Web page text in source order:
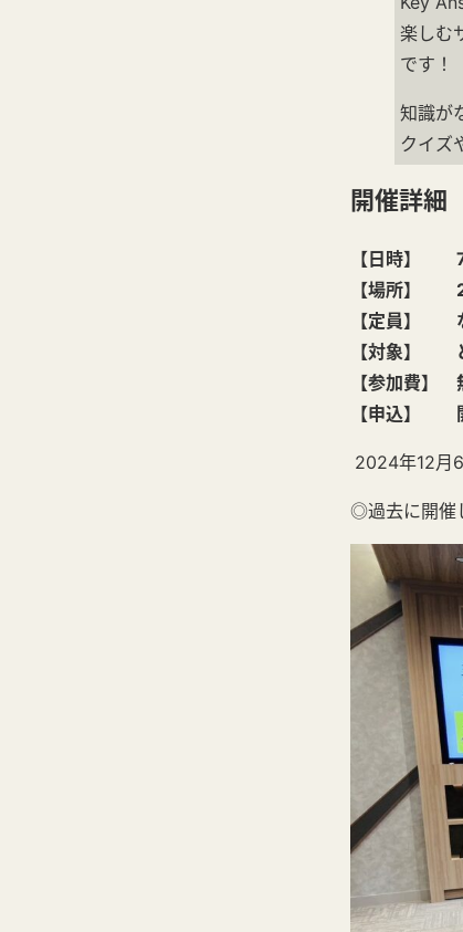
楽しむ
です！
知識が
クイズ
開催詳細
【日時】
【場所】 2
【定員】
【対象】
【参加費】
【申込】
2024年12月
◎過去に開催